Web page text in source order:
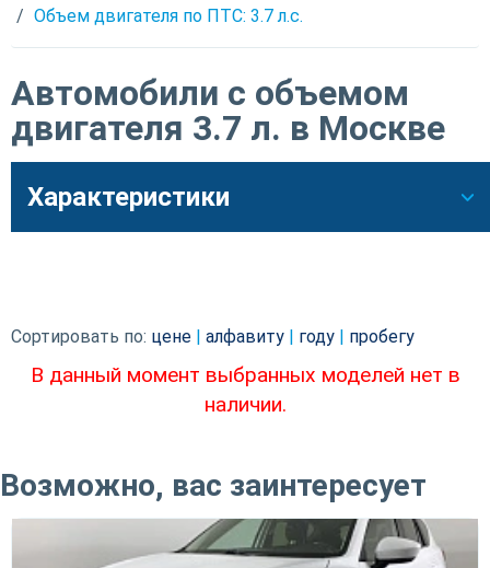
Объем двигателя по ПТС: 3.7 л.с.
Автомобили с объемом
двигателя 3.7 л. в Москве
Характеристики
Сортировать по: цене алфавиту году пробегу
В данный момент выбранных моделей нет в
наличии.
Возможно, вас заинтересует